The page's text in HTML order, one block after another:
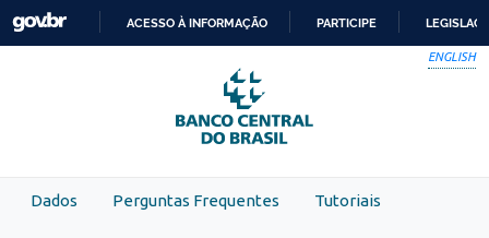
Skip to main content
PARA
O
CONTEÚDO
ACESSO À INFORMAÇÃO PARTICIPE
ENGLISH
Dados Perguntas Frequentes Tutoriais